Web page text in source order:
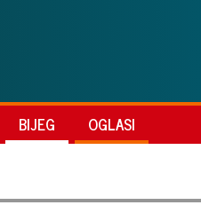
BIJEG OGLASI